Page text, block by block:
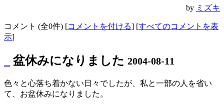
by ミズキ
コメント (全0件) [コメントを付ける] [すべてのコメントを表
示]
盆休みになりました 2004-08-11
色々と心落ち着かない日々でしたが、私と一部の人を省い
て、お盆休みになりました。